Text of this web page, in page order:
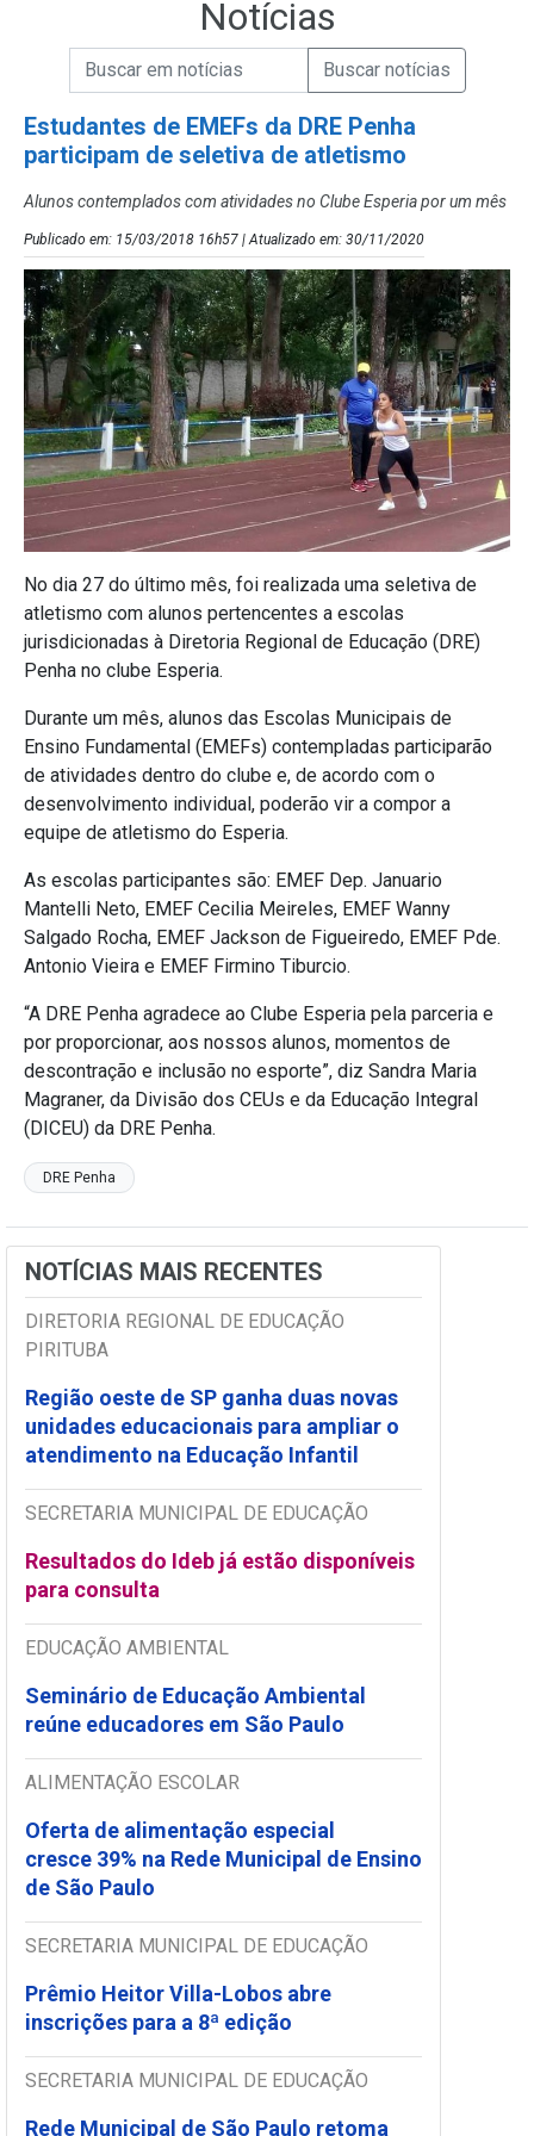
Notícias
Campo de Busca de Notícias
Campo de Busca de informaçõesEnviar a Busca de Notícias
Estudantes de EMEFs da DRE Penha
participam de seletiva de atletismo
Alunos contemplados com atividades no Clube Esperia por um mês
Publicado em: 15/03/2018 16h57 | Atualizado em: 30/11/2020
No dia 27 do último mês, foi realizada uma seletiva de
atletismo com alunos pertencentes a escolas
jurisdicionadas à Diretoria Regional de Educação (DRE)
Penha no clube Esperia.
Durante um mês, alunos das Escolas Municipais de
Ensino Fundamental (EMEFs) contempladas participarão
de atividades dentro do clube e, de acordo com o
desenvolvimento individual, poderão vir a compor a
equipe de atletismo do Esperia.
As escolas participantes são: EMEF Dep. Januario
Mantelli Neto, EMEF Cecilia Meireles, EMEF Wanny
Salgado Rocha, EMEF Jackson de Figueiredo, EMEF Pde.
Antonio Vieira e EMEF Firmino Tiburcio.
“A DRE Penha agradece ao Clube Esperia pela parceria e
por proporcionar, aos nossos alunos, momentos de
descontração e inclusão no esporte”, diz Sandra Maria
Magraner, da Divisão dos CEUs e da Educação Integral
(DICEU) da DRE Penha.
DRE Penha
NOTÍCIAS MAIS RECENTES
DIRETORIA REGIONAL DE EDUCAÇÃO
PIRITUBA
Região oeste de SP ganha duas novas
unidades educacionais para ampliar o
atendimento na Educação Infantil
SECRETARIA MUNICIPAL DE EDUCAÇÃO
Resultados do Ideb já estão disponíveis
para consulta
EDUCAÇÃO AMBIENTAL
Seminário de Educação Ambiental
reúne educadores em São Paulo
ALIMENTAÇÃO ESCOLAR
Oferta de alimentação especial
cresce 39% na Rede Municipal de Ensino
de São Paulo
SECRETARIA MUNICIPAL DE EDUCAÇÃO
Prêmio Heitor Villa-Lobos abre
inscrições para a 8ª edição
SECRETARIA MUNICIPAL DE EDUCAÇÃO
Rede Municipal de São Paulo retoma